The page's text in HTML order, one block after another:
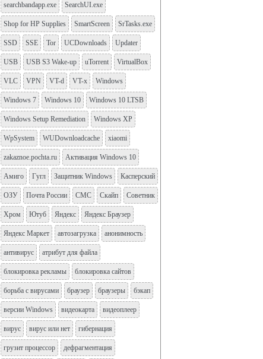
searchbandapp.exe SearchUI.exe
Shop for HP Supplies SmartScreen SrTasks.exe
SSD SSE Tor UCDownloads Updater
USB USB S3 Wake-up uTorrent VirtualBox
VLC VPN VT-d VT-x Windows
Windows 7 Windows 10 Windows 10 LTSB
Windows Setup Remediation Windows XP
WpSystem WUDownloadcache xiaomi
zakaznoe.pochta.ru Активация Windows 10
Амиго Гугл Защитник Windows Касперский
ОЗУ Почта России СМС Скайп Советник
Хром Ютуб Яндекс Яндекс Браузер
Яндекс Маркет автозагрузка анонимность
антивирус атрибут для файла
блокировка рекламы блокировка сайтов
борьба с вирусами браузер браузеры бэкап
версии Windows видеокарта видеоплеер
вирус вирус или нет гибернация
грузит процессор дефрагментация